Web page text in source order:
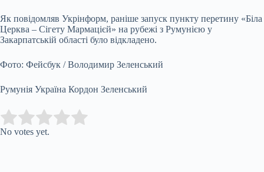
Як повідомляв Укрінформ, раніше запуск пункту перетину «Біла
Церква – Сігету Мармацієй» на рубежі з Румунією у
Закарпатській області було відкладено.
Фото: Фейсбук / Володимир Зеленський
Румунія Україна Кордон Зеленський
Rate this item:
No votes yet.